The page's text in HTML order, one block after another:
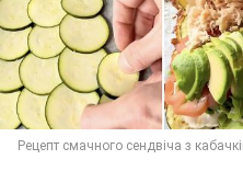
Рецепт смачного сендвіча з